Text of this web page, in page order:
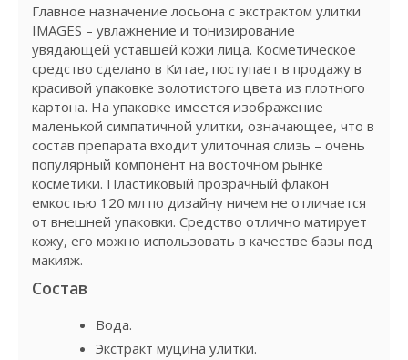
Главное назначение лосьона с экстрактом улитки
IMAGES – увлажнение и тонизирование
увядающей уставшей кожи лица. Косметическое
средство сделано в Китае, поступает в продажу в
красивой упаковке золотистого цвета из плотного
картона. На упаковке имеется изображение
маленькой симпатичной улитки, означающее, что в
состав препарата входит улиточная слизь – очень
популярный компонент на восточном рынке
косметики. Пластиковый прозрачный флакон
емкостью 120 мл по дизайну ничем не отличается
от внешней упаковки. Средство отлично матирует
кожу, его можно использовать в качестве базы под
макияж.
Состав
Вода.
Экстракт муцина улитки.